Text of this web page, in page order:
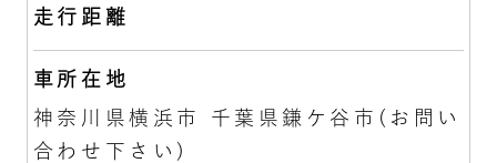
走行距離
車所在地
神奈川県横浜市 千葉県鎌ケ谷市(お問い
合わせ下さい)